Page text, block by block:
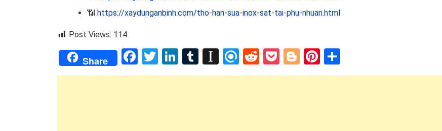
📶 https://xaydunganbinh.com/tho-han-sua-inox-sat-tai-phu-nhuan.html
Post Views: 114
Share Facebook
TwitterLinkedIn
Tumblr
Instapaper
RefindRedditPocket
BloggerPinterest